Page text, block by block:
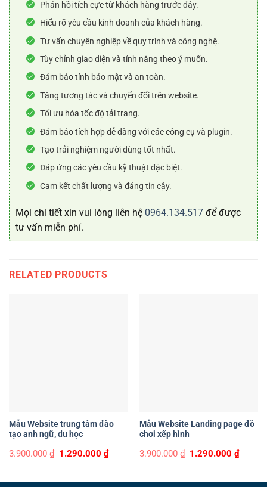
Phản hồi tích cực từ khách hàng trước đây.
Hiểu rõ yêu cầu kinh doanh của khách hàng.
Tư vấn chuyên nghiệp về quy trình và công nghệ.
Tùy chỉnh giao diện và tính năng theo ý muốn.
Đảm bảo tính bảo mật và an toàn.
Tăng tương tác và chuyển đổi trên website.
Tối ưu hóa tốc độ tải trang.
Đảm bảo tích hợp dễ dàng với các công cụ và plugin.
Tạo trải nghiệm người dùng tốt nhất.
Đáp ứng các yêu cầu kỹ thuật đặc biệt.
Cam kết chất lượng và đáng tin cậy.
Mọi chi tiết xin vui lòng liên hệ 0964.134.517 để được
tư vấn miễn phí.
RELATED PRODUCTS
Mẫu Website trung tâm đào
tạo anh ngữ, du học
3.900.000₫ Original
1.290.000₫Current
Mẫu Website Landing page đồ
chơi xếp hình
3.900.000₫ Original
1.290.000₫Current